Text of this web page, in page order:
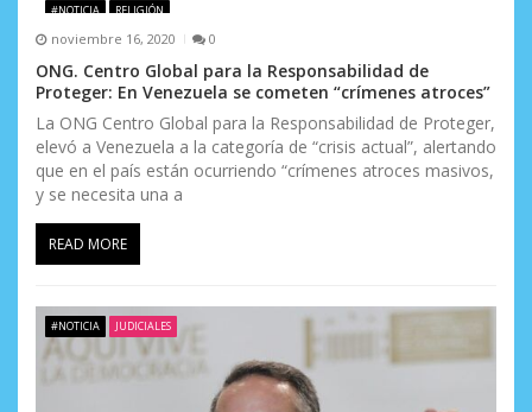
e
e
n
t
r
a
d
a
s
#NOTICIA RELIGIÓN
noviembre 16, 2020 0
ONG. Centro Global para la Responsabilidad de
Proteger: En Venezuela se cometen “crímenes atroces”
La ONG Centro Global para la Responsabilidad de Proteger,
elevó a Venezuela a la categoría de “crisis actual”, alertando
que en el país están ocurriendo “crímenes atroces masivos,
y se necesita una a
READ MORE
#NOTICIA JUDICIALES